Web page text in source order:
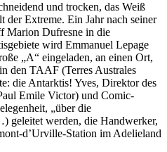
und trocken, das Weiß
der Extreme. Ein Jahr nach seiner
Marion Dufresne in die
wird Emmanuel Lepage
„A“ eingeladen, an einen Ort,
den TAAF (Terres Australes
die Antarktis! Yves, Direktor des
Emile Victor) und Comic-
„über die
geleitet werden, die Handwerker,
d’Urville-Station im Adelieland